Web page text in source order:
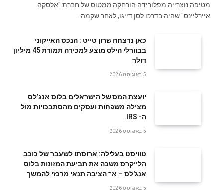
מטיפה נוצרייה מפלורידה הורחקה ממטוס של חברת "אלסקה
איירליינס" שהיה בדרכו לסן דייגו, לאחר שקמה…
‬דולר
5 באוגוסט 2026
‬ה- IRS
5 באוגוסט 2026
טוויסט בעלילה: ארוסתו לשעבר של כוכב
הלייקרס משכה את תביעת המזונות בלוס
אנג'לס – אך הציבה תנאי מרכזי להמשך
5 באוגוסט 2026